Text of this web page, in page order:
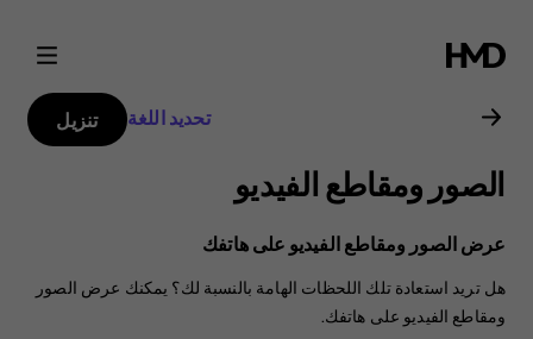
دليل
مستخدم
هاتف
Nokia
8.1
تحديد اللغة تنزيل
الصور ومقاطع الفيديو
عرض الصور ومقاطع الفيديو على هاتفك
هل تريد استعادة تلك اللحظات الهامة بالنسبة لك؟ يمكنك عرض الصور
ومقاطع الفيديو على هاتفك.